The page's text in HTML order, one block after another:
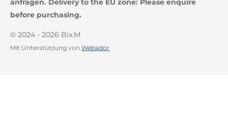
r
m
e
p
anfragen. Delivery to the EU zone: Please enquire
before purchasing.
© 2024 - 2026 Bix.M
Mit Unterstützung von Webador